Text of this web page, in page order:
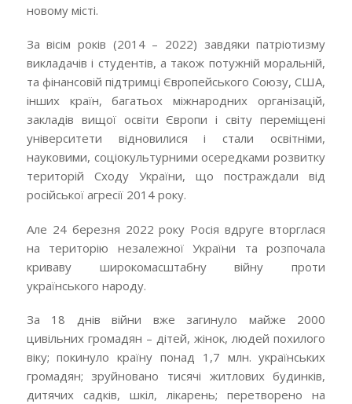
новому місті.
За вісім років (2014 – 2022) завдяки патріотизму
викладачів і студентів, а також потужній моральній,
та фінансовій підтримці Європейського Союзу, CША,
інших країн, багатьох міжнародних організацій,
закладів вищої освіти Європи і світу переміщені
університети відновилися і стали освітніми,
науковими, соціокультурними осередками розвитку
територій Сходу України, що постраждали від
російської агресії 2014 року.
Але 24 березня 2022 року Росія вдруге вторглася
на територію незалежної України та розпочала
криваву широкомасштабну війну проти
українського народу.
За 18 днів війни вже загинуло майже 2000
цивільних громадян – дітей, жінок, людей похилого
віку; покинуло країну понад 1,7 млн. українських
громадян; зруйновано тисячі житлових будинків,
дитячих садків, шкіл, лікарень; перетворено на